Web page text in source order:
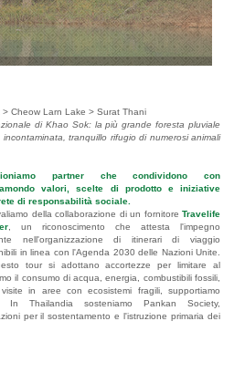
Cheow Larn Lake > Surat Thani
di Khao Sok: la più grande foresta pluviale
tranquillo rifugio di numerosi animali
partner che condividono con
valori, scelte di prodotto e iniziative
di responsabilità sociale.
della collaborazione di un fornitore Travelife
, un riconoscimento che attesta l'impegno
nell'organizzazione di itinerari di viaggio
in linea con l'Agenda 2030 delle Nazioni Unite.
tour si adottano accortezze per limitare al
il consumo di acqua, energia, combustibili fossili,
in aree con ecosistemi fragili, supportiamo
Thailandia sosteniamo Pankan Society,
per il sostentamento e l'istruzione primaria dei